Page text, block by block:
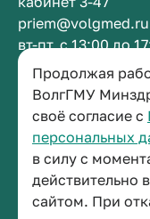
Продолжая
ВолгГМУ
своё согласие с
персональных
в силу с
действительно
сайтом. При
priem@volgmed.ru
вт-пт, с 13:00 до
Приемная
+7 (8442) 38-50-05
г. Волгоград,
кабинет 3-11
post@volgmed.ru
пн-пт, с 08.30 до